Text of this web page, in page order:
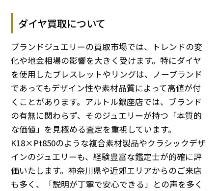
ダイヤ買取について
ブランドジュエリーの買取市場では、トレンドの変
化や地金相場の影響を大きく受けます。特にダイヤ
を使用したブレスレットやリングは、ノーブランド
であってもデザイン性や素材品質によって高値が付
くことがあります。アルトル銀座店では、ブランド
の有無に関わらず、そのジュエリーが持つ「本質的
な価値」を見極める査定を重視しています。
K18×Pt850のような複合素材製品やクラシックデザ
インのジュエリーも、経験豊富な鑑定士が的確に評
価いたします。神奈川県や近郊エリアからのご来店
も多く、「説明が丁寧で安心できる」との声を多く